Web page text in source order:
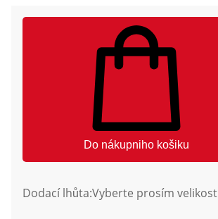
Do nákupniho košiku
Dodací lhůta:Vyberte prosím velikost